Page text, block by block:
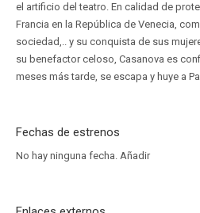
el artificio del teatro. En calidad de
Francia en la República de Venecia,
sociedad,.. y su conquista de sus
su benefactor celoso, Casanova es
meses más tarde, se escapa y huye a
Fechas de estrenos
No hay ninguna fecha. Añadir